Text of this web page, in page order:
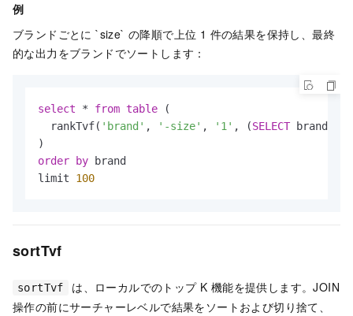
例
ブランドごとに `size` の降順で上位 1 件の結果を保持し、最終
的な出力をブランドでソートします：
select * from table (
  rankTvf(
'brand' , '-size' , '1' , (SELECT brand,
order
by brand
limit 100
sortTvf
sortTvf
は、ローカルでのトップ K 機能を提供します。JOIN
操作の前にサーチャーレベルで結果をソートおよび切り捨て、